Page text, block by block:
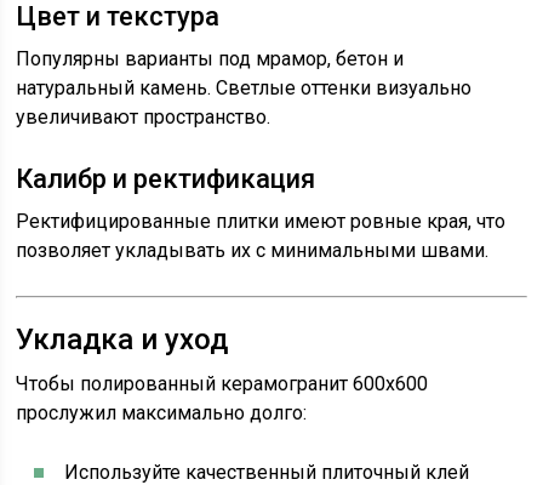
Цвет и текстура
Популярны варианты под мрамор, бетон и
натуральный камень. Светлые оттенки визуально
увеличивают пространство.
Калибр и ректификация
Ректифицированные плитки имеют ровные края, что
позволяет укладывать их с минимальными швами.
Укладка и уход
Чтобы полированный керамогранит 600x600
прослужил максимально долго:
Используйте качественный плиточный клей